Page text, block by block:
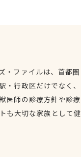
・ファイルは、首都
・行政区だけでなく
医師の診療方針や診
も大切な家族として